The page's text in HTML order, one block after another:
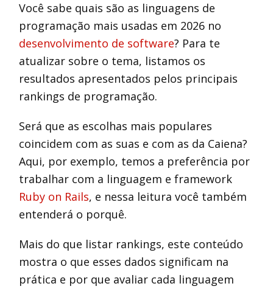
Você sabe quais são as linguagens de
programação mais usadas em 2026 no
desenvolvimento de software? Para te
atualizar sobre o tema, listamos os
resultados apresentados pelos principais
rankings de programação.
Será que as escolhas mais populares
coincidem com as suas e com as da Caiena?
Aqui, por exemplo, temos a preferência por
trabalhar com a linguagem e framework
Ruby on Rails, e nessa leitura você também
entenderá o porquê.
Mais do que listar rankings, este conteúdo
mostra o que esses dados significam na
prática e por que avaliar cada linguagem